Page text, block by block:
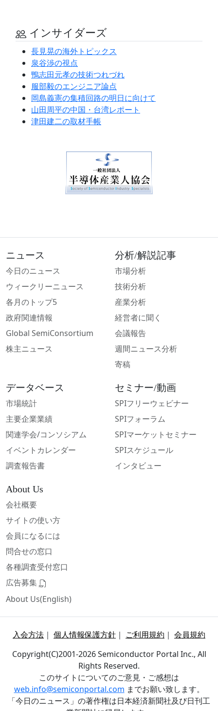
インサイダーズ
長見晃の海外トピックス
泉谷渉の視点
鴨志田元孝の技術つれづれ
服部毅のエンジニア論点
岡島義憲の集積回路の明日に向けて
山田周平の中国・台湾レポート
津田建二の取材手帳
ニュース
今日のニュース
ウィークリーニュース
各月のトップ5
政府関連情報
Global SemiConsortium
株主ニュース
分析/解説記事
市場分析
技術分析
産業分析
経営者に聞く
会議報告
週間ニュース分析
寄稿
データベース
市場統計
主要企業業績
関連学会/コンソシアム
イベントカレンダー
調査報告書
セミナー/動画
SPIフリーウェビナー
SPIフォーラム
SPIマーケットセミナー
SPIスケジュール
インタビュー
About Us
会社概要
サイトの使い方
会員になるには
問合せの窓口
各種調査受付窓口
広告募集
About Us(English)
入会方法 ｜ 個人情報保護方針 ｜ ご利用規約 ｜ 会員規約
Copyright(C)2001-2026 Semiconductor Portal Inc., All
Rights Reserved.
このサイトについてのご意見・ご感想は
web.info@semiconportal.com までお願い致します。
「今日のニュース」の著作権は日本経済新聞社及び日刊工